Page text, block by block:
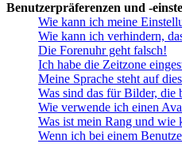
Benutzerpräferenzen und -
Wie kann ich meine
Wie kann ich verhindern,
Die Forenuhr geht falsch!
Ich habe die Zeitzone
Meine Sprache steht auf
Was sind das für Bilder, die
Wie verwende ich einen
Was ist mein Rang und wie
Wenn ich bei einem